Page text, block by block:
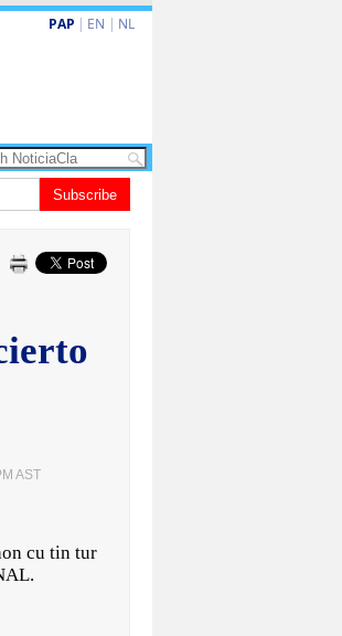
PAP | EN | NL
di ciudadano
Subscribe
AST
cu tin tur